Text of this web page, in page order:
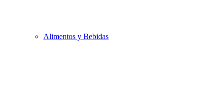
Alimentos y Bebidas